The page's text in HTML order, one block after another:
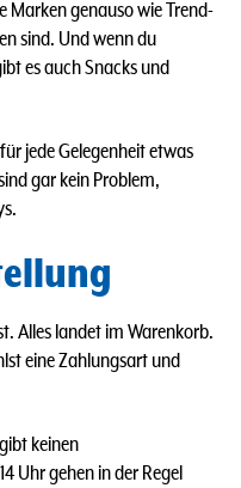
Marken genauso wie Trend-
sind. Und wenn du
es auch Snacks und
jede Gelegenheit etwas
gar kein Problem,
Alles landet im Warenkorb.
eine Zahlungsart und
keinen
Uhr gehen in der Regel